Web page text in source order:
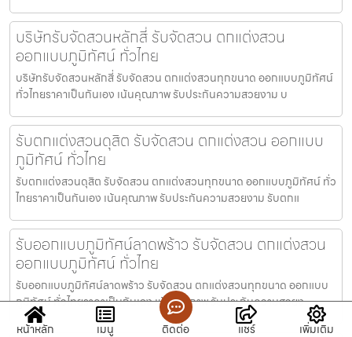
บริษัทรับจัดสวนหลักสี่ รับจัดสวน ตกแต่งสวน
ออกแบบภูมิทัศน์ ทั่วไทย
บริษัทรับจัดสวนหลักสี่ รับจัดสวน ตกแต่งสวนทุกขนาด ออกแบบภูมิทัศน์
ทั่วไทยราคาเป็นกันเอง เน้นคุณภาพ รับประกันความสวยงาม บ
รับตกแต่งสวนดุสิต รับจัดสวน ตกแต่งสวน ออกแบบ
ภูมิทัศน์ ทั่วไทย
รับตกแต่งสวนดุสิต รับจัดสวน ตกแต่งสวนทุกขนาด ออกแบบภูมิทัศน์ ทั่ว
ไทยราคาเป็นกันเอง เน้นคุณภาพ รับประกันความสวยงาม รับตกแ
รับออกแบบภูมิทัศน์ลาดพร้าว รับจัดสวน ตกแต่งสวน
ออกแบบภูมิทัศน์ ทั่วไทย
รับออกแบบภูมิทัศน์ลาดพร้าว รับจัดสวน ตกแต่งสวนทุกขนาด ออกแบบ
ภูมิทัศน์ ทั่วไทยราคาเป็นกันเอง เน้นคุณภาพ รับประกันความสวยง
หน้าหลัก เมนู ติดต่อ แชร์ เพิ่มเติม